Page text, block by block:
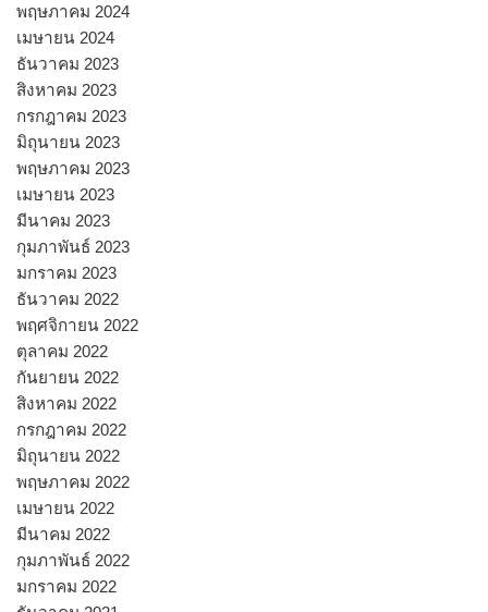
พฤษภาคม 2024
เมษายน 2024
ธันวาคม 2023
สิงหาคม 2023
กรกฎาคม 2023
มิถุนายน 2023
พฤษภาคม 2023
เมษายน 2023
มีนาคม 2023
กุมภาพันธ์ 2023
มกราคม 2023
ธันวาคม 2022
พฤศจิกายน 2022
ตุลาคม 2022
กันยายน 2022
สิงหาคม 2022
กรกฎาคม 2022
มิถุนายน 2022
พฤษภาคม 2022
เมษายน 2022
มีนาคม 2022
กุมภาพันธ์ 2022
มกราคม 2022